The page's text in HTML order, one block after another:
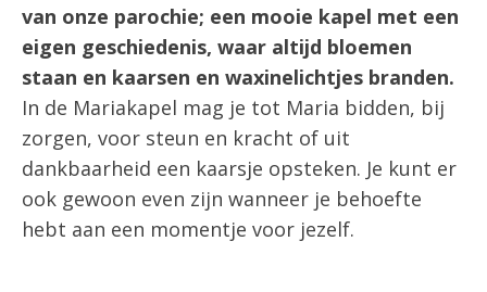
van onze parochie; een mooie kapel met een
eigen geschiedenis, waar altijd bloemen
staan en kaarsen en waxinelichtjes branden.
In de Mariakapel mag je tot Maria bidden, bij
zorgen, voor steun en kracht of uit
dankbaarheid een kaarsje opsteken. Je kunt er
ook gewoon even zijn wanneer je behoefte
hebt aan een momentje voor jezelf.